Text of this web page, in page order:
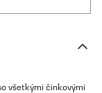
všetkými činkovými